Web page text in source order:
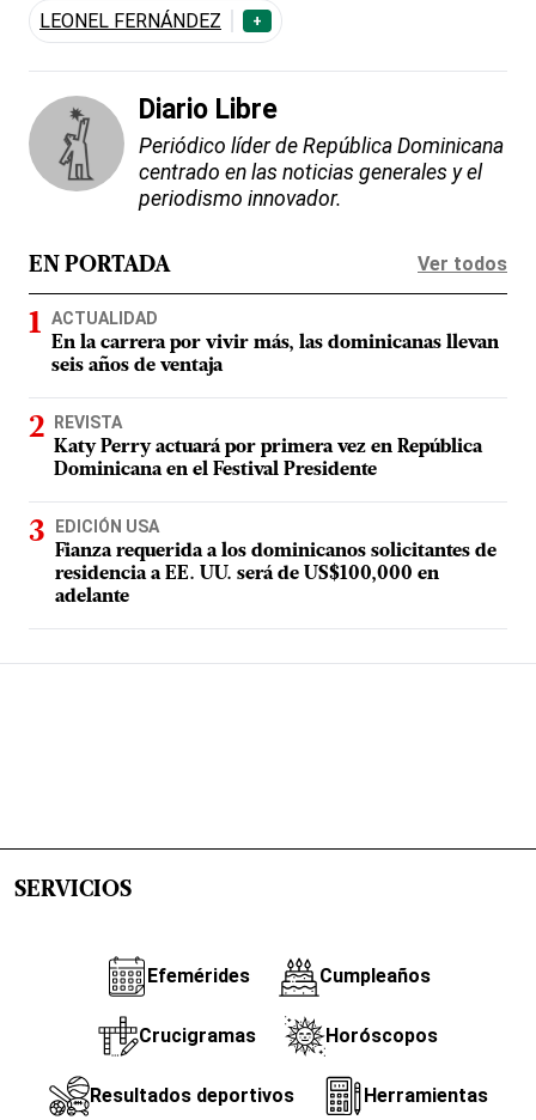
LEONEL FERNÁNDEZ +
Diario Libre
Periódico líder de República Dominicana
centrado en las noticias generales y el
periodismo innovador.
EN PORTADA Ver todos
ACTUALIDAD
En la carrera por vivir más, las dominicanas llevan
seis años de ventaja
REVISTA
Katy Perry actuará por primera vez en República
Dominicana en el Festival Presidente
EDICIÓN USA
Fianza requerida a los dominicanos solicitantes de
residencia a EE. UU. será de US$100,000 en
adelante
SERVICIOS
Efemérides Cumpleaños
Crucigramas Horóscopos
Resultados deportivos Herramientas